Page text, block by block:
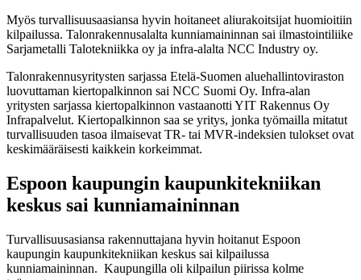
Myös turvallisuusaasiansa hyvin hoitaneet aliurakoitsijat huomioitiin
kilpailussa. Talonrakennusalalta kunniamaininnan sai ilmastointiliike
Sarjametalli Talotekniikka oy ja infra-alalta NCC Industry oy.
Talonrakennusyritysten sarjassa Etelä-Suomen aluehallintoviraston
luovuttaman kiertopalkinnon sai NCC Suomi Oy. Infra-alan
yritysten sarjassa kiertopalkinnon vastaanotti YIT Rakennus Oy
Infrapalvelut. Kiertopalkinnon saa se yritys, jonka työmailla mitatut
turvallisuuden tasoa ilmaisevat TR- tai MVR-indeksien tulokset ovat
keskimääräisesti kaikkein korkeimmat.
Espoon kaupungin kaupunkitekniikan
keskus sai kunniamaininnan
Turvallisuusasiansa rakennuttajana hyvin hoitanut Espoon
kaupungin kaupunkitekniikan keskus sai kilpailussa
kunniamaininnan. Kaupungilla oli kilpailun piirissa kolme